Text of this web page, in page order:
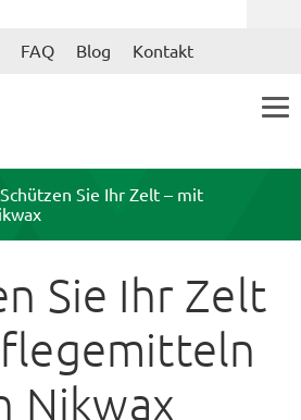
Navigation
Zum
FAQ Blog Kontakt
Schützen Sie Ihr Zelt – mit
Sie Ihr Zelt
Nikwax